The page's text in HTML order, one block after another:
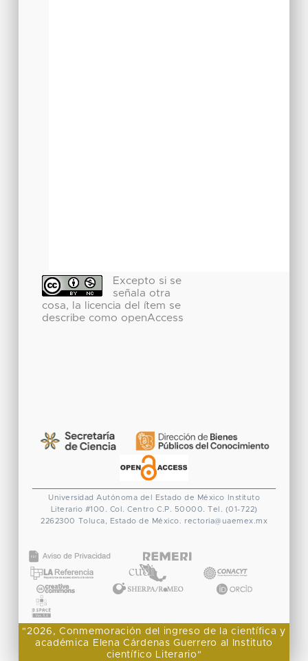
Excepto si se
señala otra
cosa, la licencia del ítem se
describe como openAccess
Universidad Autónoma del Estado de México
Instituto
Literario #100. Col. Centro C.P. 50000. Tel. (01-722)
2262300 Toluca, Estado de México. rectoria@uaemex.mx
"2026, Conmemoración del ingreso de la científica y
académica Elena Cárdenas Guerrero al Instituto
científico Literario"